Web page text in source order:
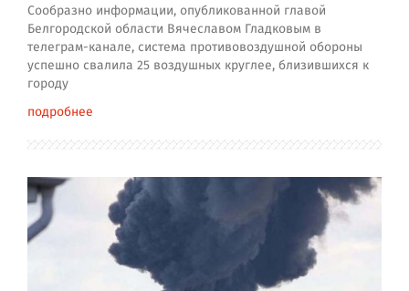
Сообразно информации, опубликованной главой
Белгородской области Вячеславом Гладковым в
телеграм-канале, система противовоздушной обороны
успешно свалила 25 воздушных круглее, близившихся к
городу
подробнее